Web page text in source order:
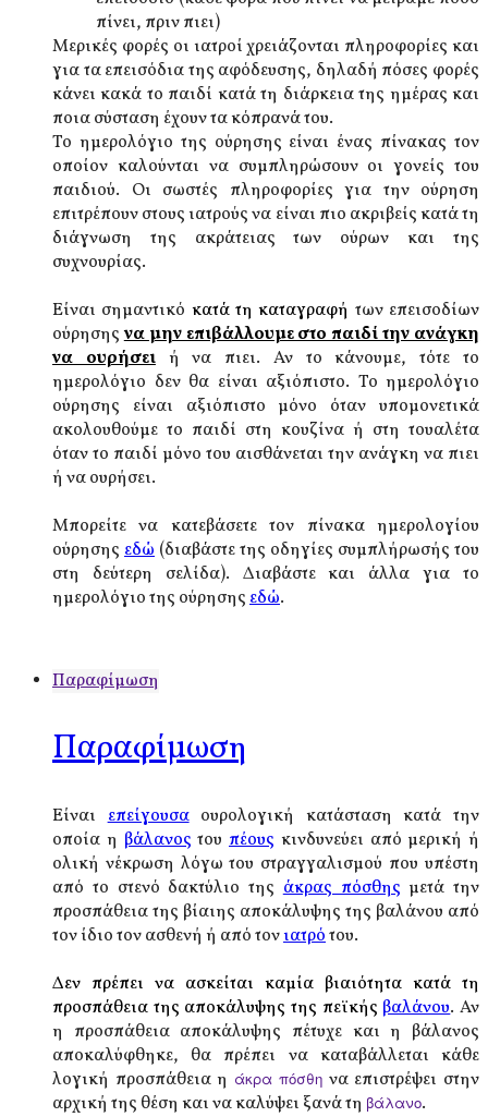
πίνει, πριν πιει)
Μερικές φορές οι ιατροί χρειάζονται πληροφορίες και
για τα επεισόδια της αφόδευσης, δηλαδή πόσες φορές
κάνει κακά το παιδί κατά τη διάρκεια της ημέρας και
ποια σύσταση έχουν τα κόπρανά του.
Το ημερολόγιο της ούρησης είναι ένας πίνακας τον
οποίον καλούνται να συμπληρώσουν οι γονείς του
παιδιού. Οι σωστές πληροφορίες για την ούρηση
επιτρέπουν στους ιατρούς να είναι πιο ακριβείς κατά τη
διάγνωση της ακράτειας των ούρων και της
συχνουρίας.
Είναι σημαντικό κατά τη καταγραφή των επεισοδίων
ούρησηςνα μην επιβάλλουμε στο παιδί την ανάγκη
να ουρήσειή να πιει. Αν το κάνουμε, τότε το
ημερολόγιο δεν θα είναι αξιόπιστο. Το ημερολόγιο
ούρησης είναι αξιόπιστο μόνο όταν υπομονετικά
ακολουθούμε το παιδί στη κουζίνα ή στη τουαλέτα
όταν το παιδί μόνο του αισθάνεται την ανάγκη να πιει
ή να ουρήσει.
Μπορείτε να κατεβάσετε τον πίνακα ημερολογίου
ούρησης εδώ (διαβάστε της οδηγίες συμπλήρωσής του
στη δεύτερη σελίδα). Διαβάστε και άλλα για το
ημερολόγιο της ούρησηςεδώ.
Παραφίμωση
Παραφίμωση
Είναιεπείγουσαουρολογική κατάσταση κατά την
οποία η βάλανος του πέους κινδυνεύει από μερική ή
ολική νέκρωση λόγω του στραγγαλισμού που υπέστη
από το στενό δακτύλιο τηςάκρας πόσθης μετά την
προσπάθεια της βίαιης αποκάλυψης της βαλάνου από
τον ίδιο τον ασθενή ή από τονιατρότου.
Δεν πρέπει να ασκείται καμία βιαιότητα κατά τη
προσπάθεια της αποκάλυψης της πεϊκής βαλάνου. Αν
η προσπάθεια αποκάλυψης πέτυχε και η βάλανος
αποκαλύφθηκε, θα πρέπει να καταβάλλεται κάθε
λογική προσπάθεια η άκρα πόσθη να επιστρέψει στην
αρχική της θέση και να καλύψει ξανά τη βάλανο.